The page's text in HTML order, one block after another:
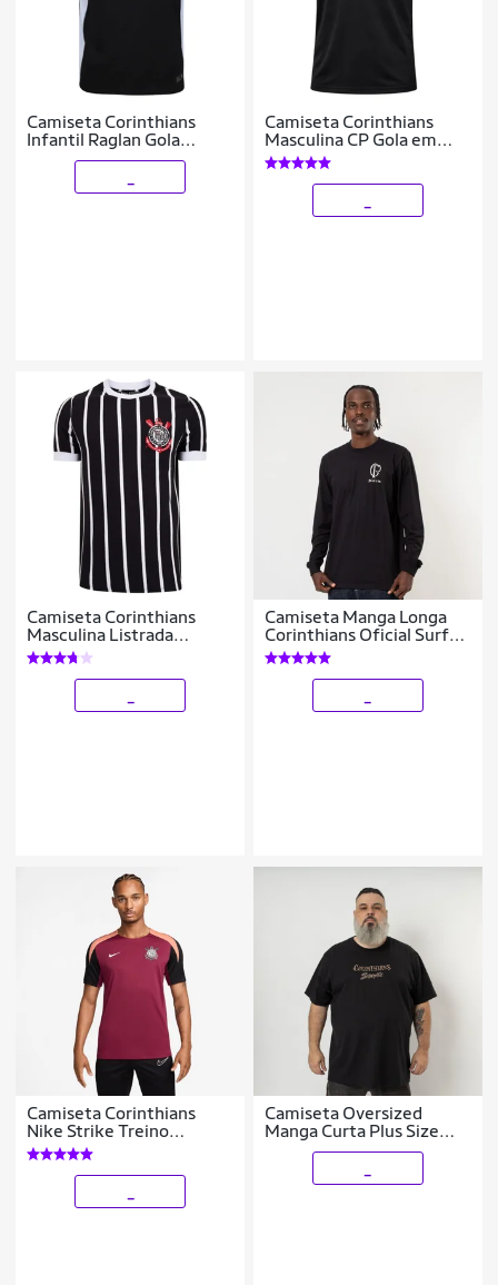
Camiseta Corinthians
Infantil Raglan Gola
Careca Coimbra
Camiseta Corinthians
Masculina CP Gola em
Retilínea
Camiseta Corinthians
Masculina Listrada
Democracia Licenciada
Camiseta Manga Longa
Corinthians Oficial Surf
Center
Camiseta Corinthians
Nike Strike Treino
Masculina
Camiseta Oversized
Manga Curta Plus Size
Sabotage Corinthians